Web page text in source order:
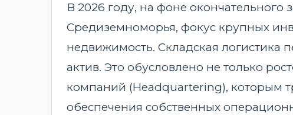
В 2026 году, на фоне окончательного
Средиземноморья, фокус крупных
недвижимость. Складская логистика
актив. Это обусловлено не только
компаний (Headquartering), которым
обеспечения собственных